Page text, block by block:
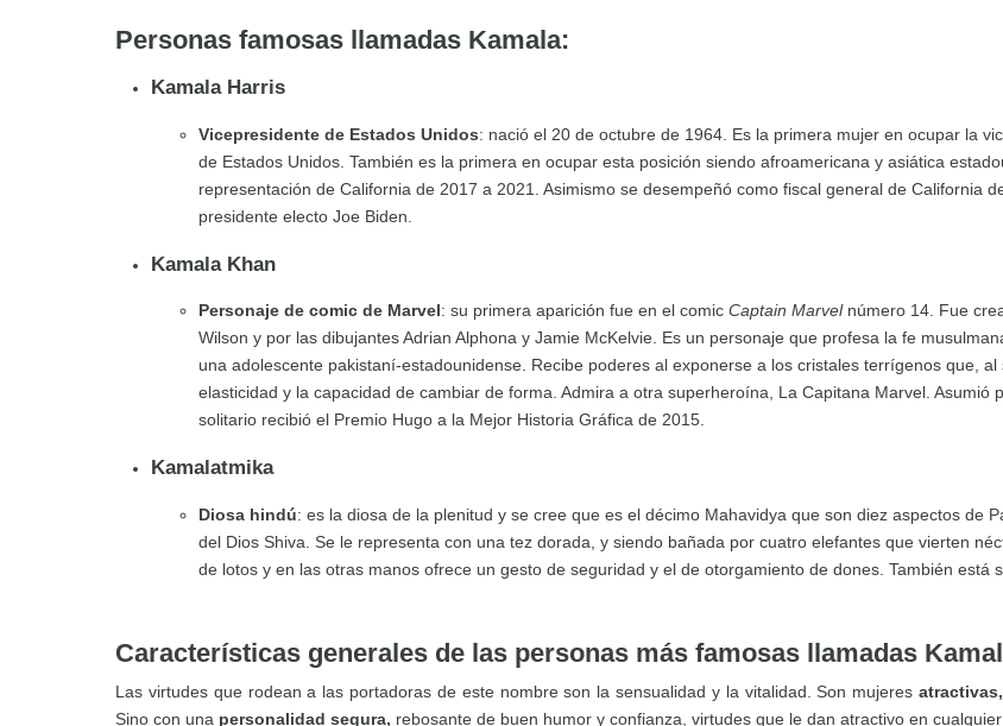
Personas famosas llamadas Kamala:
Kamala Harris
Vicepresidente de Estados Unidos: nació el 20 de octubre de 1964. Es la primera mujer en ocupar la
de Estados Unidos. También es la primera en ocupar esta posición siendo afroamericana y asiática
representación de California de 2017 a 2021. Asimismo se desempeñó como fiscal general de California
presidente electo Joe Biden.
Kamala Khan
Personaje de comic de Marvel: su primera aparición fue en el comic Captain Marvel número 14. Fue
Wilson y por las dibujantes Adrian Alphona y Jamie McKelvie. Es un personaje que profesa la fe
una adolescente pakistaní-estadounidense. Recibe poderes al exponerse a los cristales terrígenos que,
elasticidad y la capacidad de cambiar de forma. Admira a otra superheroína, La Capitana Marvel.
solitario recibió el Premio Hugo a la Mejor Historia Gráfica de 2015.
Kamalatmika
Diosa hindú: es la diosa de la plenitud y se cree que es el décimo Mahavidya que son diez aspectos de
del Dios Shiva. Se le representa con una tez dorada, y siendo bañada por cuatro elefantes que vierten
de lotos y en las otras manos ofrece un gesto de seguridad y el de otorgamiento de dones. También está
Características generales de las personas más famosas llamadas
Las virtudes que rodean a las portadoras de este nombre son la sensualidad y la vitalidad. Son mujeres atractivas,
Sino con una personalidad segura, rebosante de buen humor y confianza, virtudes que le dan atractivo en